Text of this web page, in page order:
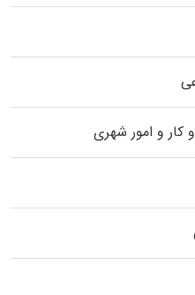
و امور شهری